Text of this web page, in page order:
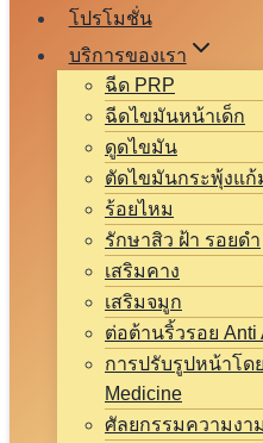
โปรโมชั่น
บริการของเรา
ฉีด PRP
ฉีดไขมันหน้าเด็ก
ดูดไขมัน
ตัดไขมันกระพุ้งแก้
ร้อยไหม
รักษาสิว ฝ้า รอยดำ
เสริมคาง
เสริมจมูก
ต่อต้านริ้วรอย Anti
การปรับรูปหน้าโด
Medicine
ศัลยกรรมความงา